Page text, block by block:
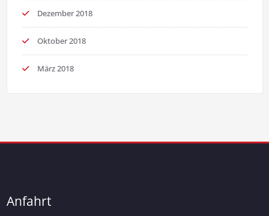
Dezember 2018
Oktober 2018
März 2018
Anfahrt